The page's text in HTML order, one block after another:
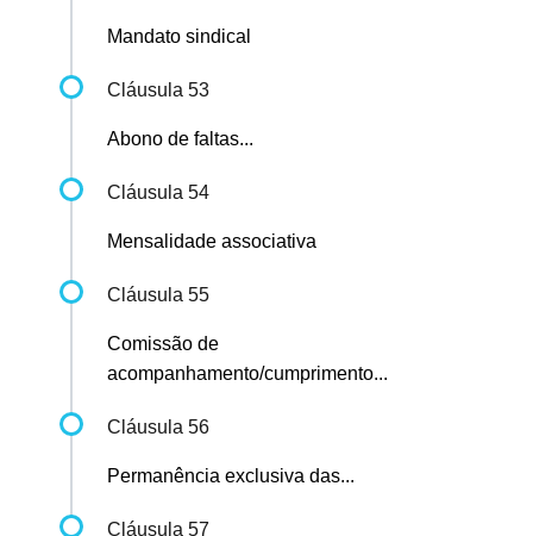
Mandato sindical
Cláusula 53
Abono de faltas...
Cláusula 54
Mensalidade associativa
Cláusula 55
Comissão de
acompanhamento/cumprimento...
Cláusula 56
Permanência exclusiva das...
Cláusula 57